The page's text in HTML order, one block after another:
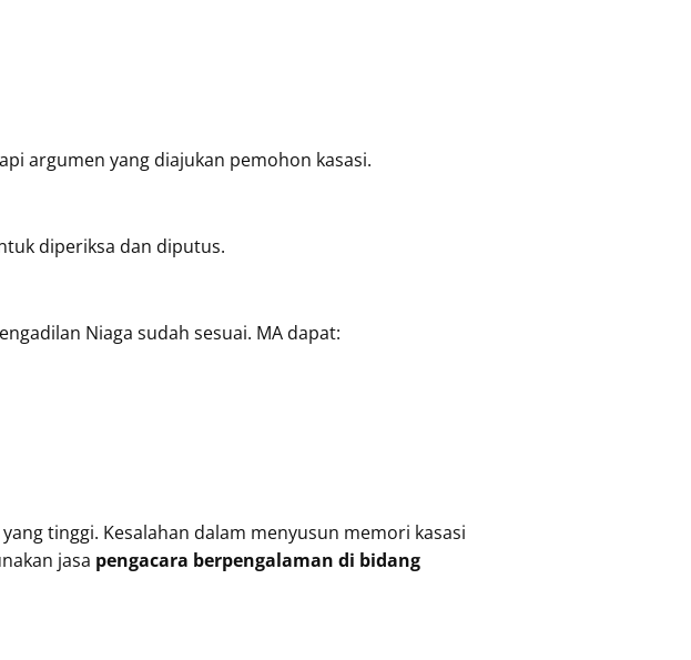
argumen yang diajukan pemohon kasasi.
diperiksa dan diputus.
Niaga sudah sesuai. MA dapat:
tinggi. Kesalahan dalam menyusun memori kasasi
jasa pengacara berpengalaman di bidang